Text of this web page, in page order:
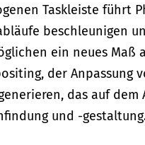
Taskleiste führt
beschleunigen
ein neues Maß
der
das auf dem
und -